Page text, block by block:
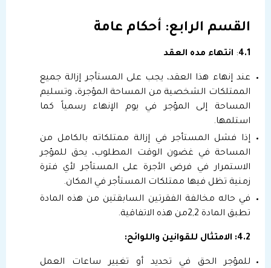
القسم الرابع: أحكام عامة
4.1
: انتهاء مده العقد
عند إنهاء هذا العقد، يجب على المستأجر إزالة جميع
الممتلكات الشخصية من المساحة المؤجرة، وتسليم
المساحة إلى المؤجر في يوم الإنهاء رسمياً كما
استلمها.
إذا فشل المستأجر في إزالة ممتلكاته بالكامل من
المساحة في غضون الوقت المطلوب، يحق للمؤجر
الاستمرار في فرض الأجرة على المستأجر لأي فترة
زمنية تظل فيها ممتلكات المستأجر في المكان.
في حاله مخالفة الفقرتين السابقتين من هذه المادة
تطبق المادة 2,2من هذه الاتفاقية.
4.2: الامتثال للقوانين واللوائح:
للمؤجر الحق في تحديد أو تغيير ساعات العمل